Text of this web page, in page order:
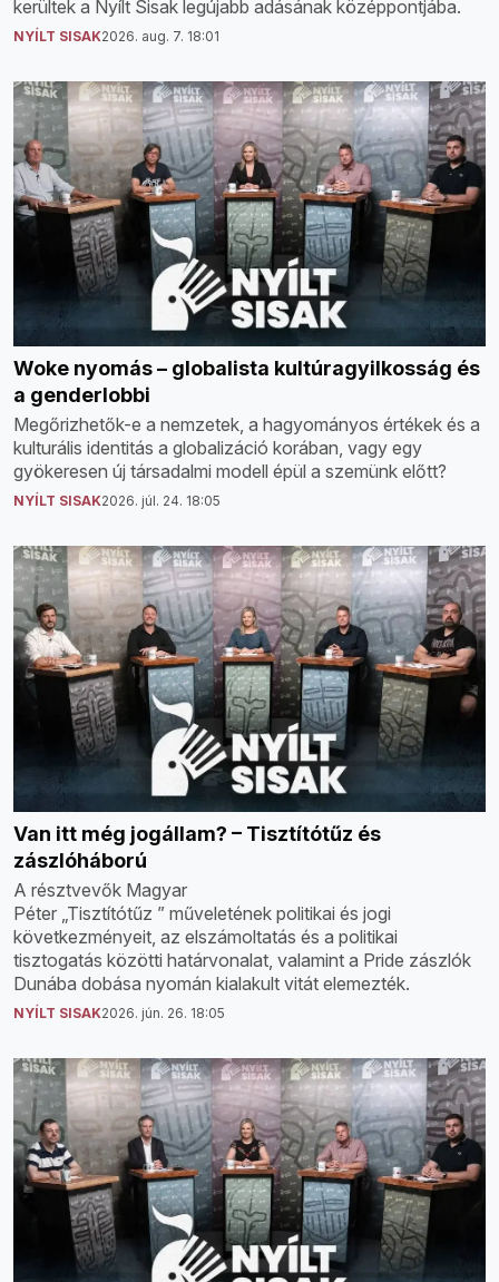
kerültek a Nyílt Sisak legújabb adásának középpontjába.
NYÍLT SISAK2026. aug. 7. 18:01
Woke nyomás – globalista kultúragyilkosság és
a genderlobbi
Megőrizhetők-e a nemzetek, a hagyományos értékek és a
kulturális identitás a globalizáció korában, vagy egy
gyökeresen új társadalmi modell épül a szemünk előtt?
NYÍLT SISAK2026. júl. 24. 18:05
Van itt még jogállam? – Tisztítótűz és
zászlóháború
A résztvevők Magyar
Péter „Tisztítótűz ” műveletének politikai és jogi
következményeit, az elszámoltatás és a politikai
tisztogatás közötti határvonalat, valamint a Pride zászlók
Dunába dobása nyomán kialakult vitát elemezték.
NYÍLT SISAK2026. jún. 26. 18:05